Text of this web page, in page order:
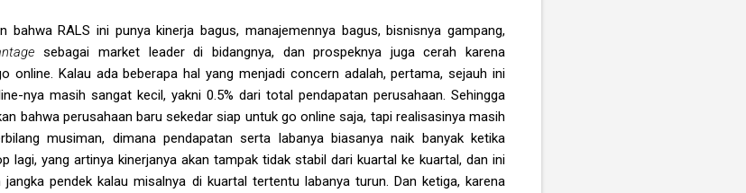
bahwa RALS ini punya kinerja bagus, manajemennya bagus, bisnisnya gampang,
sebagai market leader di bidangnya, dan prospeknya juga cerah karena
online. Kalau ada beberapa hal yang menjadi concern adalah, pertama, sejauh ini
nya masih sangat kecil, yakni 0.5% dari total pendapatan perusahaan. Sehingga
bahwa perusahaan baru sekedar siap untuk go online saja, tapi realisasinya masih
musiman, dimana pendapatan serta labanya biasanya naik banyak ketika
lagi, yang artinya kinerjanya akan tampak tidak stabil dari kuartal ke kuartal, dan ini
pendek kalau misalnya di kuartal tertentu labanya turun. Dan ketiga, karena